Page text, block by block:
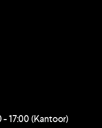
17:00 (Kantoor)